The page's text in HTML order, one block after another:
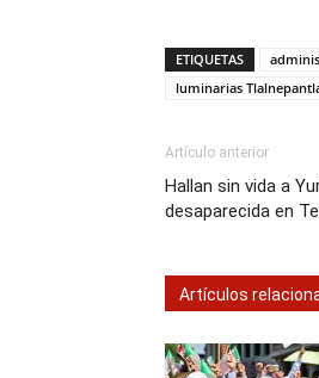
ETIQUETAS
luminarias
Artículo anterior
Hallan sin vida a
desaparecida en
Artículos